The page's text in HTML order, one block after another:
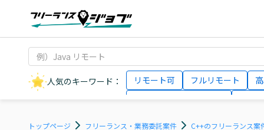
人気のキーワード： リモート可 フルリモート
AIエンジニア
トップページ フリーランス・業務委託案件 C++のフリーランス案